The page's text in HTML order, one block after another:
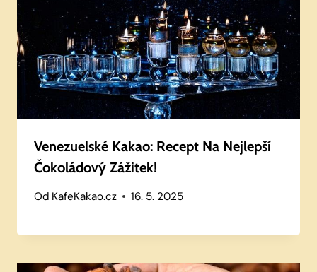
Venezuelské Kakao: Recept Na Nejlepší
Čokoládový Zážitek!
Od KafeKakao.cz 16. 5. 2025